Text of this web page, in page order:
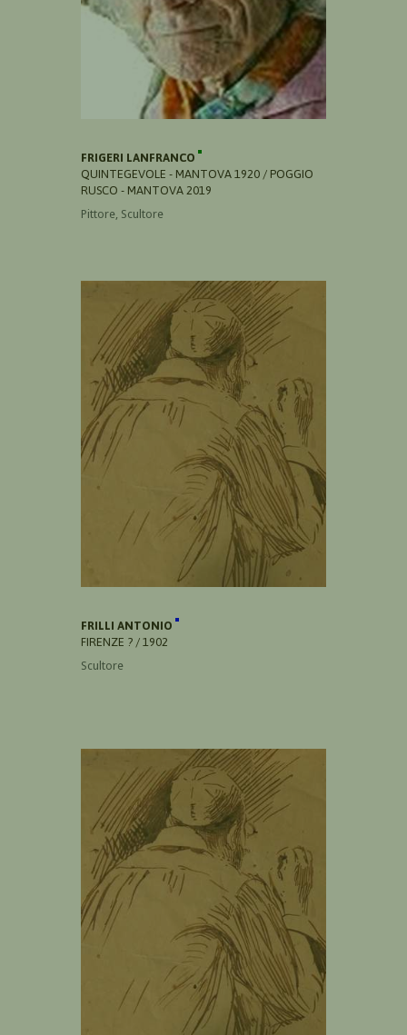
FRIGERI LANFRANCO
QUINTEGEVOLE - MANTOVA 1920 / POGGIO
RUSCO - MANTOVA 2019
Pittore, Scultore
FRILLI ANTONIO
FIRENZE ? / 1902
Scultore